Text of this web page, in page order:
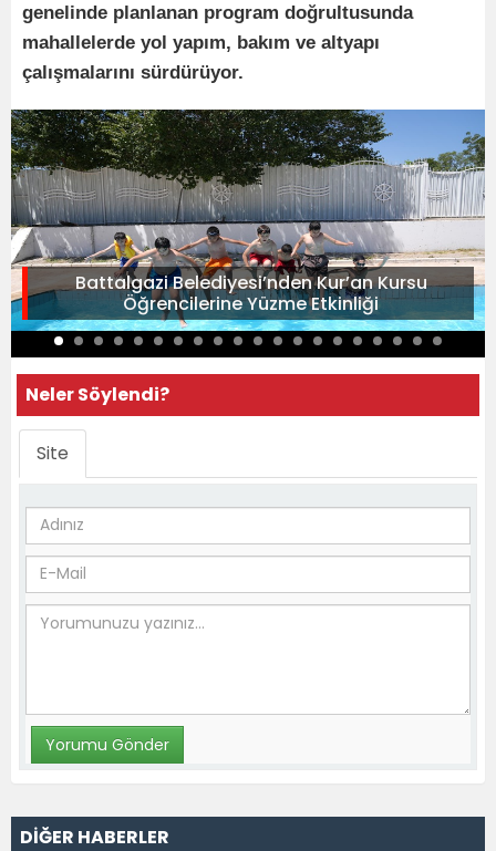
genelinde planlanan program doğrultusunda
mahallelerde yol yapım, bakım ve altyapı
çalışmalarını sürdürüyor.
Battalgazi Belediyesi’nden Kur’an Kursu
Öğrencilerine Yüzme Etkinliği
Neler Söylendi?
Site
DİĞER HABERLER